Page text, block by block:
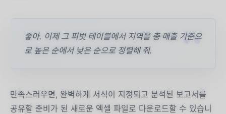
좋아. 이제 그 피벗 테이블에서 지역을 총 매출 기준으
로 높은 순에서 낮은 순으로 정렬해 줘.
만족스러우면, 완벽하게 서식이 지정되고 분석된 보고서를
공유할 준비가 된 새로운 엑셀 파일로 다운로드할 수 있습니